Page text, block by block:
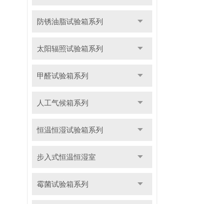
防锈油脂试验箱系列
太阳辐照试验箱系列
甲醛试验箱系列
人工气候箱系列
恒温恒湿试验箱系列
步入式恒温恒湿室
霉菌试验箱系列